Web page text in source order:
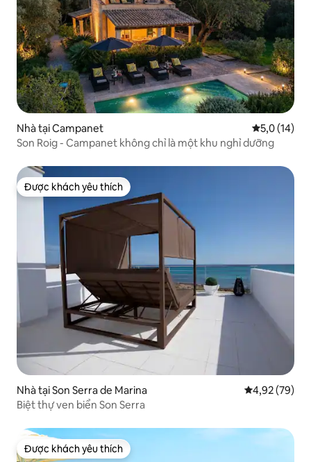
Nhà tại Campanet Xếp hạng
5,0 (14)
Son Roig - Campanet không chỉ là một khu nghỉ dưỡng
Được khách yêu thích
Được khách yêu thích
Nhà tại Son Serra de Marina Xếp hạng
4,92 (79)
Biệt thự ven biển Son Serra
Được khách yêu thích
Được khách yêu thích